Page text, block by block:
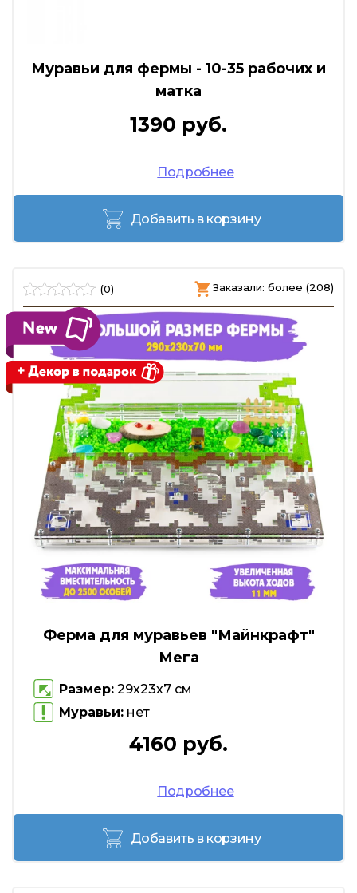
Муравьи для фермы - 10-35 рабочих и
матка
1390 руб.
Подробнее
Добавить в корзину
(0) Заказали: более (208)
Ферма для муравьев "Майнкрафт"
Мега
Размер: 29х23х7 см
Муравьи: нет
4160 руб.
Подробнее
Добавить в корзину